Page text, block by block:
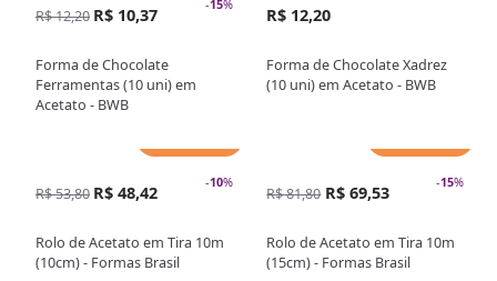
-15%
R$ 12,20 R$ 10,37
Forma de Chocolate
Ferramentas (10 uni) em
Acetato - BWB
R$ 12,20
Forma de Chocolate Xadrez
(10 uni) em Acetato - BWB
-10%
R$ 53,80 R$ 48,42
Rolo de Acetato em Tira 10m
(10cm) - Formas Brasil
-15%
R$ 81,80 R$ 69,53
Rolo de Acetato em Tira 10m
(15cm) - Formas Brasil